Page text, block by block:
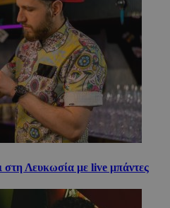
Λευκωσία με live μπάντες